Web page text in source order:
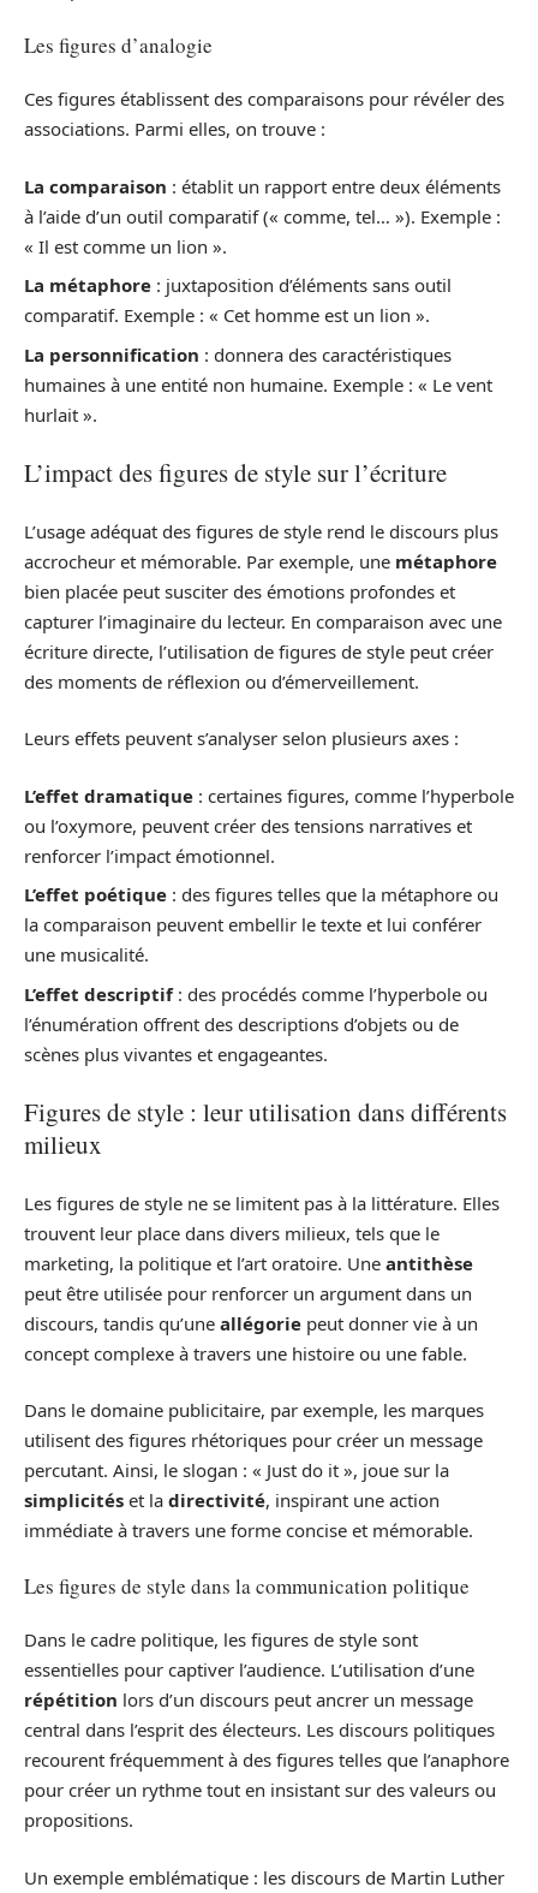
Les figures d’analogie
Ces figures établissent des comparaisons pour révéler des
associations. Parmi elles, on trouve :
La comparaison : établit un rapport entre deux éléments
à l’aide d’un outil comparatif (« comme, tel… »). Exemple :
« Il est comme un lion ».
La métaphore : juxtaposition d’éléments sans outil
comparatif. Exemple : « Cet homme est un lion ».
La personnification : donnera des caractéristiques
humaines à une entité non humaine. Exemple : « Le vent
hurlait ».
L’impact des figures de style sur l’écriture
L’usage adéquat des figures de style rend le discours plus
accrocheur et mémorable. Par exemple, une métaphore
bien placée peut susciter des émotions profondes et
capturer l’imaginaire du lecteur. En comparaison avec une
écriture directe, l’utilisation de figures de style peut créer
des moments de réflexion ou d’émerveillement.
Leurs effets peuvent s’analyser selon plusieurs axes :
L’effet dramatique : certaines figures, comme l’hyperbole
ou l’oxymore, peuvent créer des tensions narratives et
renforcer l’impact émotionnel.
L’effet poétique : des figures telles que la métaphore ou
la comparaison peuvent embellir le texte et lui conférer
une musicalité.
L’effet descriptif: des procédés comme l’hyperbole ou
l’énumération offrent des descriptions d’objets ou de
scènes plus vivantes et engageantes.
Figures de style : leur utilisation dans différents
milieux
Les figures de style ne se limitent pas à la littérature. Elles
trouvent leur place dans divers milieux, tels que le
marketing, la politique et l’art oratoire. Une antithèse
peut être utilisée pour renforcer un argument dans un
discours, tandis qu’une allégorie peut donner vie à un
concept complexe à travers une histoire ou une fable.
Dans le domaine publicitaire, par exemple, les marques
utilisent des figures rhétoriques pour créer un message
percutant. Ainsi, le slogan : « Just do it », joue sur la
simplicités et la directivité, inspirant une action
immédiate à travers une forme concise et mémorable.
Les figures de style dans la communication politique
Dans le cadre politique, les figures de style sont
essentielles pour captiver l’audience. L’utilisation d’une
répétition lors d’un discours peut ancrer un message
central dans l’esprit des électeurs. Les discours politiques
recourent fréquemment à des figures telles que l’anaphore
pour créer un rythme tout en insistant sur des valeurs ou
propositions.
Un exemple emblématique : les discours de Martin Luther